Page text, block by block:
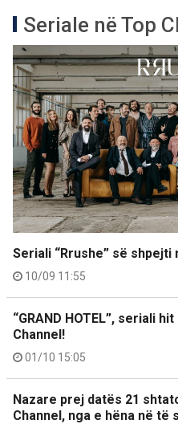
Seriale në Top
Seriali “Rrushe” së shpejti
10/09 11:55
“GRAND HOTEL”, seriali
Channel!
01/10 15:05
Nazare prej datës 21
Channel, nga e hëna në të